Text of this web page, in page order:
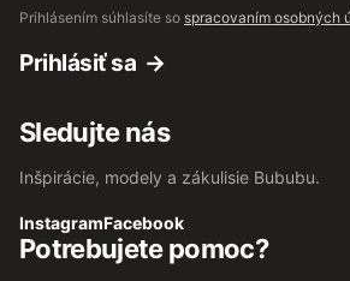
Prihlásením súhlasíte so spracovaním osobných
Prihlásiť sa
Sledujte nás
Inšpirácie, modely a zákulisie Bububu.
InstagramFacebook
Potrebujete pomoc?